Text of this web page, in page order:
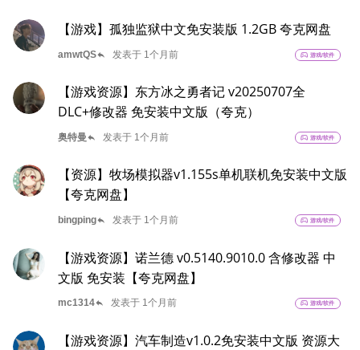
【游戏】孤独监狱中文免安装版 1.2GB 夸克网盘
amwtQSreply 发表于 1个月前 sports_esports 游戏/软件
【游戏资源】东方冰之勇者记 v20250707全
DLC+修改器 免安装中文版（夸克）
奥特曼reply 发表于 1个月前 sports_esports 游戏/软件
【资源】牧场模拟器v1.155s单机联机免安装中文版
【夸克网盘】
bingpingreply 发表于 1个月前 sports_esports 游戏/软件
【游戏资源】诺兰德 v0.5140.9010.0 含修改器 中
文版 免安装【夸克网盘】
mc1314reply 发表于 1个月前 sports_esports 游戏/软件
【游戏资源】汽车制造v1.0.2免安装中文版 资源大